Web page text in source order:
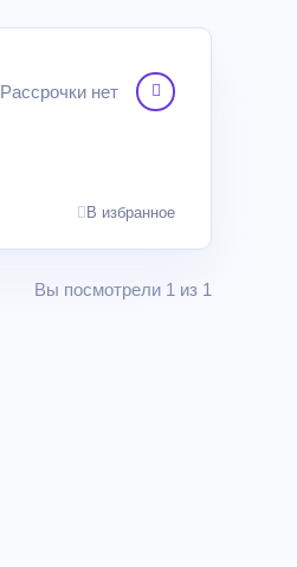
Рассрочки нет
В избранное
Вы посмотрели 1 из 1